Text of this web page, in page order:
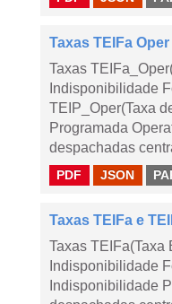
Taxas TEIFa
Taxas
Indisponibilidade
TEIP_Oper(Taxa
Programada
despachadas
PDF JSON
Taxas TEIFa e
Taxas TEIFa(Taxa
Indisponibilidade
Indisponibilidade